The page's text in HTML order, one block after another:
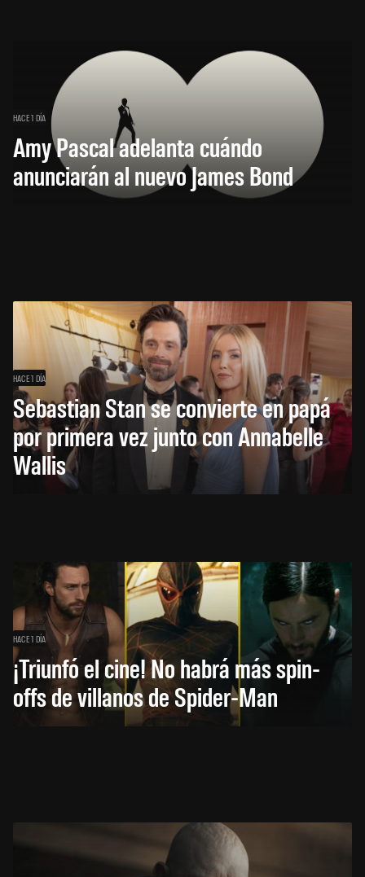
HACE 1 DÍA
Amy Pascal adelanta cuándo
anunciarán al nuevo James Bond
HACE 1 DÍA
Sebastian Stan se convierte en papá
por primera vez junto con Annabelle
Wallis
HACE 1 DÍA
¡Triunfó el cine! No habrá más spin-
offs de villanos de Spider-Man